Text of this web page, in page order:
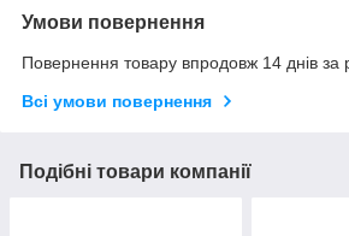
Умови повернення
Повернення товару впродовж 14 днів за
Всі умови повернення
Подібні товари компанії